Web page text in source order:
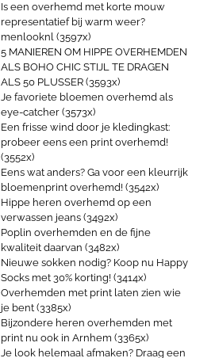
Is een overhemd met korte mouw
representatief bij warm weer?
menlooknl (3597x)
5 MANIEREN OM HIPPE OVERHEMDEN
ALS BOHO CHIC STIJL TE DRAGEN
ALS 50 PLUSSER (3593x)
Je favoriete bloemen overhemd als
eye-catcher (3573x)
Een frisse wind door je kledingkast:
probeer eens een print overhemd!
(3552x)
Eens wat anders? Ga voor een kleurrijk
bloemenprint overhemd! (3542x)
Hippe heren overhemd op een
verwassen jeans (3492x)
Poplin overhemden en de fijne
kwaliteit daarvan (3482x)
Nieuwe sokken nodig? Koop nu Happy
Socks met 30% korting! (3414x)
Overhemden met print laten zien wie
je bent (3385x)
Bijzondere heren overhemden met
print nu ook in Arnhem (3365x)
Je look helemaal afmaken? Draag een